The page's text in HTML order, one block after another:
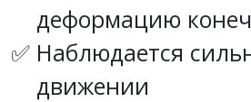
деформацию
Наблюдается
движении